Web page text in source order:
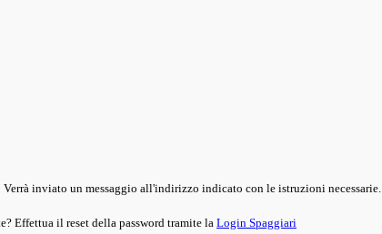
Verrà inviato un messaggio all'indirizzo indicato con le istruzioni necessarie.
Effettua il reset della password tramite la Login Spaggiari